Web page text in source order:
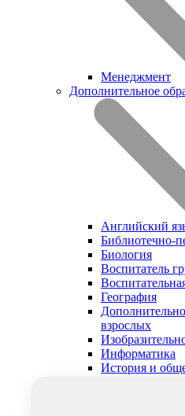
Менеджмент
Дополнительное
Английский
Библиотечно-
Биология
Воспитатель
География
взрослых
Информатика
История и
Основы